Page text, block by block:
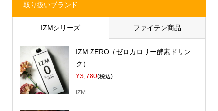
取り扱いブランド
IZMシリーズ ファイテン商品
IZM ZERO（ゼロカロリー酵素ドリン
ク）
¥3,780(税込)
IZM